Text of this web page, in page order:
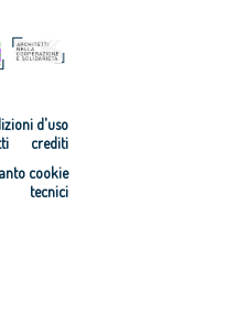
2013
d'uso
crediti
cookie
tecnici